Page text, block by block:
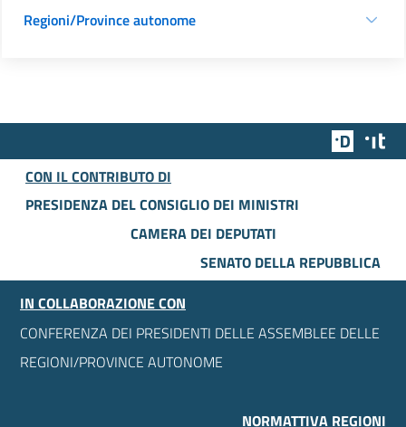
Regioni/Province autonome
Team
CON IL CONTRIBUTO DI
PRESIDENZA DEL CONSIGLIO DEI MINISTRI
CAMERA DEI DEPUTATI
SENATO DELLA REPUBBLICA
IN COLLABORAZIONE CON
CONFERENZA DEI PRESIDENTI DELLE ASSEMBLEE DELLE
REGIONI/PROVINCE AUTONOME
NORMATTIVA REGIONI